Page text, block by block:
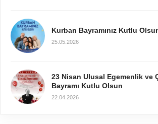
Kurban Bayramınız Kutlu
25.05.2026
23 Nisan Ulusal Egemenlik ve
Bayramı Kutlu Olsun
22.04.2026